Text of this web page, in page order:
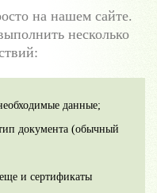
на нашем сайте.
несколько
данные;
документа (обычный
и сертификаты